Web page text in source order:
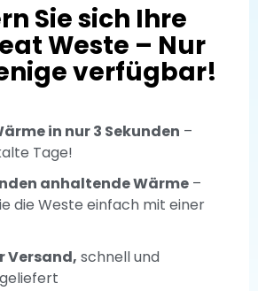
Sie sich Ihre
Weste – Nur
verfügbar!
in nur 3 Sekunden –
Tage!
anhaltende Wärme–
die Weste einfach mit einer
Versand, schnell und